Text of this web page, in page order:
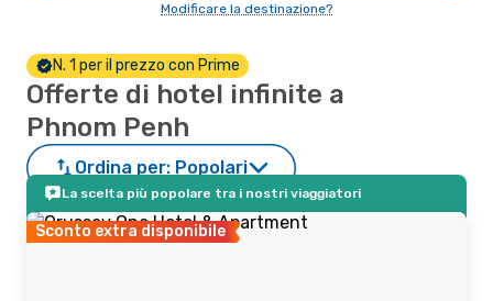
Modificare la destinazione?
N. 1 per il prezzo con Prime
Offerte di hotel infinite a
Phnom Penh
Ordina per: Popolari
La scelta più popolare tra i nostri viaggiatori
Sconto extra disponibile